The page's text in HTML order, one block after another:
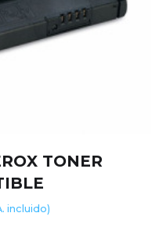
TONER
incluido)